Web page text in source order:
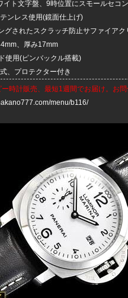
ト文字盤、9時位置にスモールセコ
ンレス使用(鏡面仕上げ)
されたスクラッチ防止サファイアク
、厚み17mm
使用(ピンバックル搭載)
、プロテクター付き
ー時計販売、最短1週間でお届け。お
menu/b116/